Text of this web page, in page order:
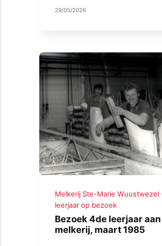
29/05/2026
Melkerij Ste-Marie Wuustwezel
leerjaar op bezoek
Bezoek 4de leerjaar
melkerij, maart 1985